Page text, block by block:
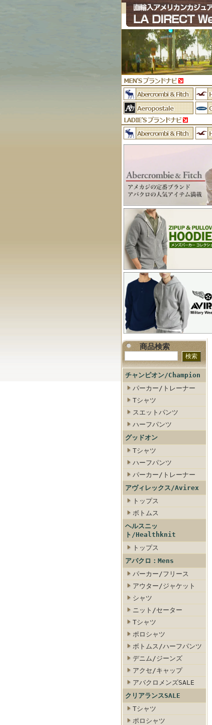
商品検索
チャンピオン/Champion
パーカー/トレーナー
Tシャツ
スエットパンツ
ハーフパンツ
グッドオン
Tシャツ
ハーフパンツ
パーカー/トレーナー
アヴィレックス/Avirex
トップス
ボトムス
ヘルスニッ
ト/Healthknit
トップス
アバクロ：Mens
パーカー/フリース
アウター/ジャケット
シャツ
ニット/セーター
Tシャツ
ポロシャツ
ボトムス/ハーフパンツ
デニム/ジーンズ
アクセ/キャップ
アバクロメンズSALE
クリアランスSALE
Tシャツ
ポロシャツ